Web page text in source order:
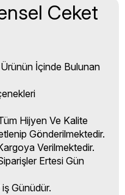
Ceket
Ürünün İçinde Bulunan
Hijyen Ve Kalite
Gönderilmektedir.
Verilmektedir.
Ertesi Gün
Günüdür.